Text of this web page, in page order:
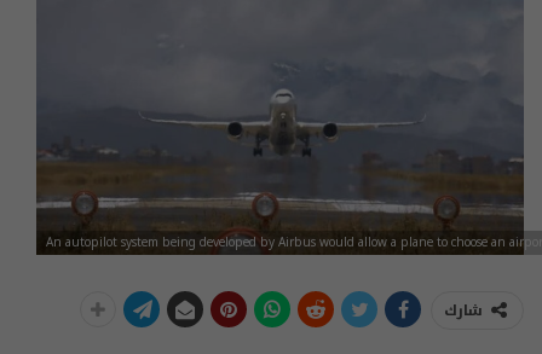
An autopilot system being developed by Airbus would allow a plane to choose an
شارك